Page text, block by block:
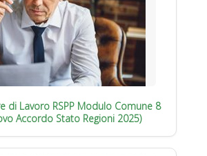
di Lavoro RSPP Modulo Comune 8
Accordo Stato Regioni 2025)